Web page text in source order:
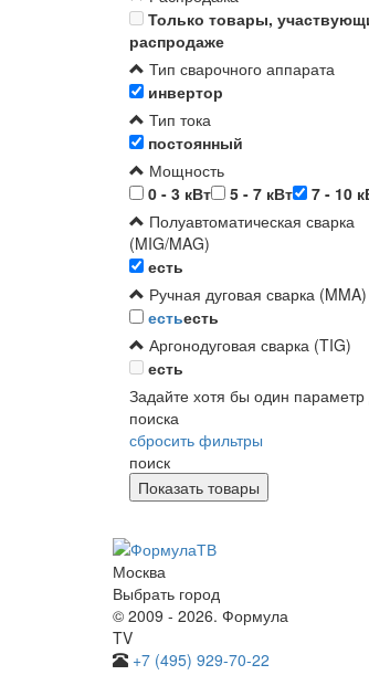
Только товары,
распродаже
Тип сварочного аппарата
инвертор
Тип тока
постоянный
Мощность
0 - 3 кВт
5 - 7 кВт
7 - 10
Полуавтоматическая сварка
(MIG/MAG)
есть
Ручная дуговая сварка (MMA)
естьесть
Аргонодуговая сварка (TIG)
есть
Задайте хотя бы один параметр
поиска
сбросить фильтры
поиск
Москва
Выбрать город
© 2009 - 2026. Формула
TV
+7 (495) 929-70-22